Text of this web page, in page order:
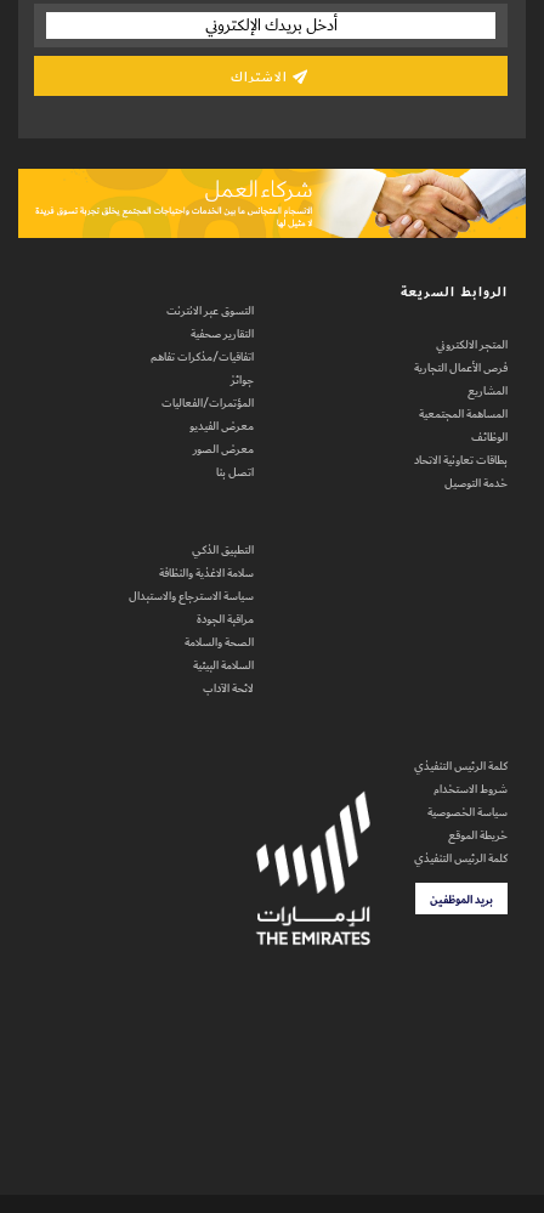
الروابط السريعة
المتجر الالكتروني
فرص الأعمال التجارية
المشاريع
المساهمة المجتمعية
الوظائف
بطاقات تعاونية الاتحاد
خدمة التوصيل
التسوق عبر الانترنت
التقارير صحفية
اتفاقيات/مذكرات تفاهم
جوائز
المؤتمرات/الفعاليات
معرض الفيديو
معرض الصور
اتصل بنا
التطبيق الذكي
سلامة الاغذية والنظافة
سياسة الاسترجاع والاستبدال
مراقبة الجودة
الصحة والسلامة
السلامة البيئية
لائحة الآداب
كلمة الرئيس التنفيذي
شروط الاستخدام
سياسة الخصوصية
خريطة الموقع
كلمة الرئيس التنفيذي
بريد الموظفين